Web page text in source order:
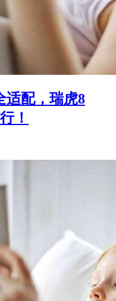
适配，瑞虎8
！